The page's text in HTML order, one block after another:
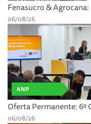
Fenasucro &
06/08/26
ANP
Oferta Permanente: 6º
06/08/26